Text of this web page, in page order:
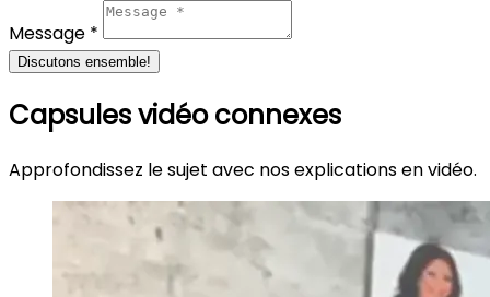
Message *
Discutons ensemble!
Capsules vidéo connexes
Approfondissez le sujet avec nos explications en vidéo.